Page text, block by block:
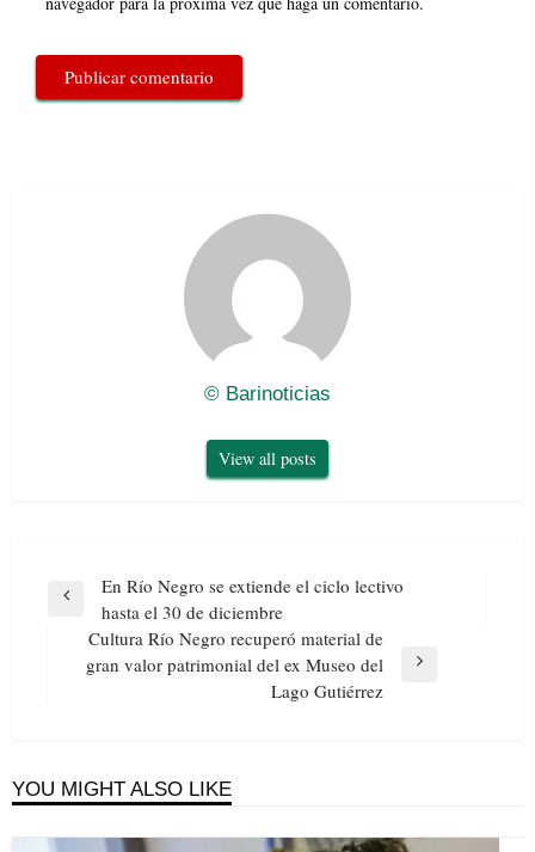
© Barinoticias
View all posts
Navegación
entradas
Previous
En Río Negro se extiende el ciclo lectivo
hasta el 30 de diciembre
Next
Cultura Río Negro recuperó material de
gran valor patrimonial del ex Museo del
Lago Gutiérrez
YOU MIGHT ALSO LIKE